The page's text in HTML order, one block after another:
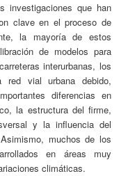
investigaciones que han
clave en el proceso de
la mayoría de estos
de modelos para
interurbanas, los
red vial urbana debido,
diferencias en
la estructura del firme,
y la influencia del
muchos de los
en áreas muy
climáticas.